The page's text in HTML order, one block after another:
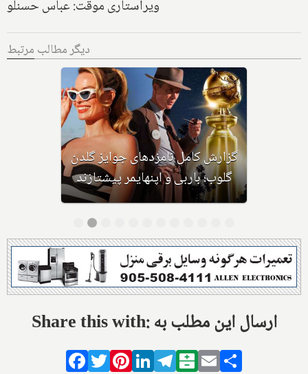
ویراستاری موقت: عباس حسنلو
دیگر مطالب مرتبط
گزارش کامل نامزدهای جوایز گلدن
گلوب؛ باربی و اپنهایمر پیشتازند
Share this with: ارسال این مطلب به
Facebook
TwitterPinterestLinkedIn
Telegram
Balatarin
Email